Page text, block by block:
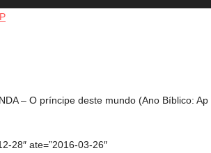
– O príncipe deste mundo (Ano Bíblico: Ap
28″ ate=”2016-03-26″